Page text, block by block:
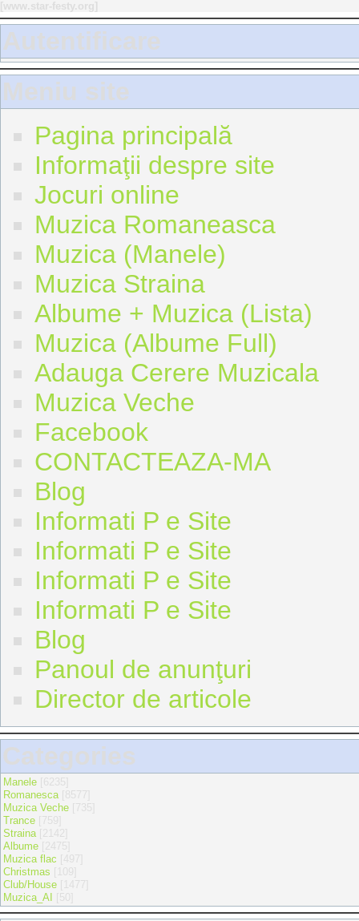
Autentificare
Meniu site
Pagina principală
Informaţii despre site
Jocuri online
Muzica Romaneasca
Muzica (Manele)
Muzica Straina
Albume + Muzica (Lista)
Muzica (Albume Full)
Adauga Cerere Muzicala
Muzica Veche
Facebook
CONTACTEAZA-MA
Blog
Informati P e Site
Informati P e Site
Informati P e Site
Informati P e Site
Blog
Panoul de anunţuri
Director de articole
Categories
Manele
Romanesca
Muzica Veche
Trance
Straina
Albume
Muzica flac
Christmas
Club/House
Muzica_AI